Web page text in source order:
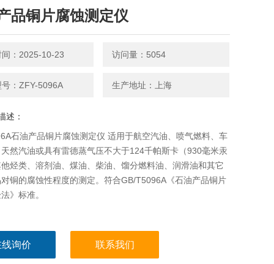
品铜片腐蚀测定仪
间：2025-10-23 访问量：5054
：ZFY-5096A 生产地址：上海
述：
石油产品铜片腐蚀测定仪 适用于航空汽油、喷气燃料、车
然汽油或具有雷德蒸气压不大于124千帕斯卡（930毫米汞
烃类、溶剂油、煤油、柴油、馏分燃料油、润滑油和其它
铜的腐蚀性程度的测定。符合GB/T5096A《石油产品铜片
》标准。
询价 联系我们